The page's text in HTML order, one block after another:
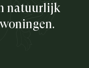
natuurlijk